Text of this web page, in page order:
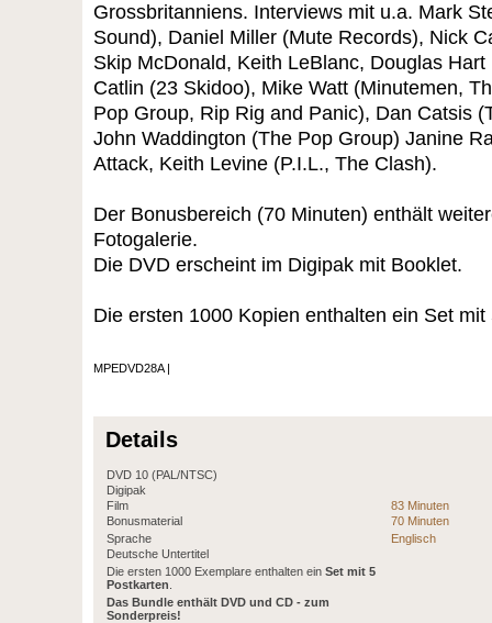
Grossbritanniens. Interviews mit u.a. Mark
Sound), Daniel Miller (Mute Records), Nick
Skip McDonald, Keith LeBlanc, Douglas
Catlin (23 Skidoo), Mike Watt (Minutemen,
Pop Group, Rip Rig and Panic), Dan Catsis
John Waddington (The Pop Group) Janine
Attack, Keith Levine (P.I.L., The Clash).
Der Bonusbereich (70 Minuten) enthält
Fotogalerie.
Die DVD erscheint im Digipak mit Booklet.
Die ersten 1000 Kopien enthalten ein Set
MPEDVD28A |
Details
DVD 10 (PAL/NTSC)
Digipak
Film
83 Minuten
Bonusmaterial
70 Minuten
Sprache
Englisch
Deutsche Untertitel
Die ersten 1000 Exemplare enthalten ein Set mit 5
Postkarten
Das Bundle enthält DVD und CD - zum
Sonderpreis!